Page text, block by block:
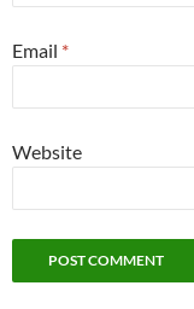
Email *
Website